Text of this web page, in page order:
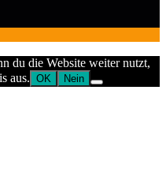
du die Website weiter nutzt,
aus. OK Nein